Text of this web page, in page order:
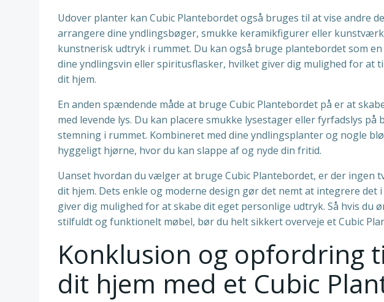
Udover planter kan Cubic Plantebordet også bruges til at vise andre
arrangere dine yndlingsbøger, smukke keramikfigurer eller
kunstnerisk udtryk i rummet. Du kan også bruge plantebordet som
dine yndlingsvin eller spiritusflasker, hvilket giver dig mulighed for at
dit hjem.
En anden spændende måde at bruge Cubic Plantebordet på er at
med levende lys. Du kan placere smukke lysestager eller fyrfadslys
stemning i rummet. Kombineret med dine yndlingsplanter og nogle
hyggeligt hjørne, hvor du kan slappe af og nyde din fritid.
Uanset hvordan du vælger at bruge Cubic Plantebordet, er der ingen
dit hjem. Dets enkle og moderne design gør det nemt at integrere
giver dig mulighed for at skabe dit eget personlige udtryk. Så hvis du
stilfuldt og funktionelt møbel, bør du helt sikkert overveje et Cubic
Konklusion og opfordring
dit hjem med et Cubic